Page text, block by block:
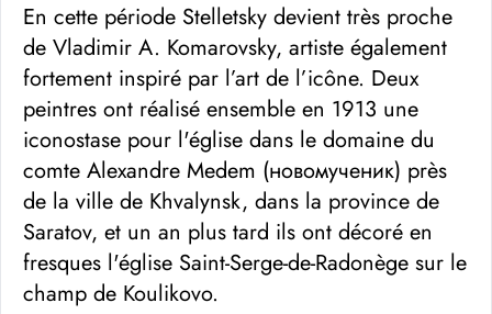
En cette période Stelletsky devient très proche
de Vladimir A. Komarovsky, artiste également
fortement inspiré par l’art de l’icône. Deux
peintres ont réalisé ensemble en 1913 une
iconostase pour l'église dans le domaine du
comte Alexandre Medem (новомученик) près
de la ville de Khvalynsk, dans la province de
Saratov, et un an plus tard ils ont décoré en
fresques l'église Saint-Serge-de-Radonège sur le
champ de Koulikovo.